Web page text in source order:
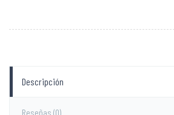
Descripción
Reseñas (0)